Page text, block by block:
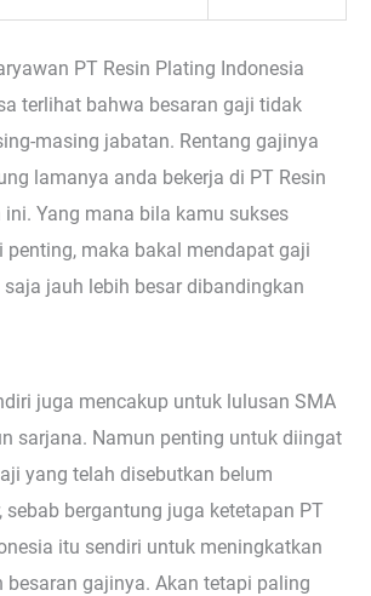
PT Resin Plating Indonesia
terlihat bahwa besaran gaji tidak
masing jabatan. Rentang gajinya
lamanya anda bekerja di PT Resin
Yang mana bila kamu sukses
penting, maka bakal mendapat gaji
jauh lebih besar dibandingkan
juga mencakup untuk lulusan SMA
sarjana. Namun penting untuk diingat
yang telah disebutkan belum
sebab bergantung juga ketetapan PT
itu sendiri untuk meningkatkan
besaran gajinya. Akan tetapi paling